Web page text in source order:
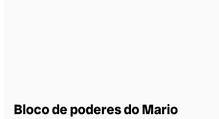
Bloco de poderes do Mario